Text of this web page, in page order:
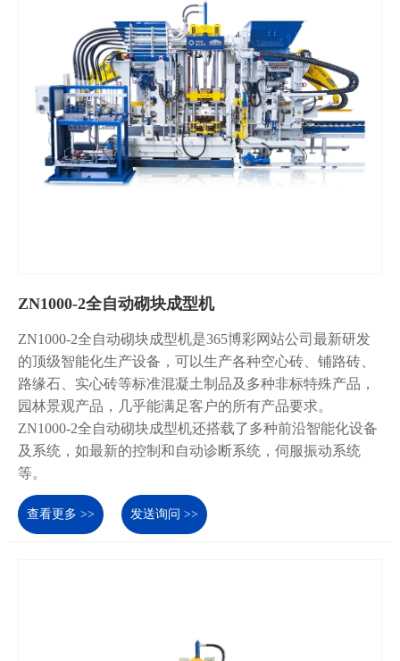
ZN1000-2全自动砌块成型机
ZN1000-2全自动砌块成型机是365博彩网站公司最新研发
的顶级智能化生产设备，可以生产各种空心砖、铺路砖、
路缘石、实心砖等标准混凝土制品及多种非标特殊产品，
园林景观产品，几乎能满足客户的所有产品要求。
ZN1000-2全自动砌块成型机还搭载了多种前沿智能化设备
及系统，如最新的控制和自动诊断系统，伺服振动系统
等。
查看更多 >> 发送询问 >>